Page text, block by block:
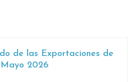
de las Exportaciones de
Mayo 2026